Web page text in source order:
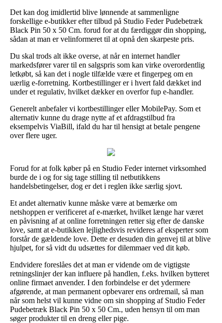
Det kan dog imidlertid blive lønnende at sammenligne
forskellige e-butikker efter tilbud på Studio Feder Pudebetræk
Black Pin 50 x 50 Cm. forud for at du færdiggør din shopping,
sådan at man er velinformeret til at opnå den skarpeste pris.
Du skal trods alt ikke overse, at når en internet handler
markedsfører varer til en salgspris som kan virke overordentlig
letkøbt, så kan det i nogle tilfælde være et fingerpeg om en
uærlig e-forretning. Kortbestillinger er i hvert fald dækket ind
under et regulativ, hvilket dækker en overfor fup e-handler.
Generelt anbefaler vi kortbestillinger eller MobilePay. Som et
alternativ kunne du drage nytte af et afdragstilbud fra
eksempelvis ViaBill, ifald du har til hensigt at betale pengene
over flere uger.
Forud for at folk køber på en Studio Feder internet virksomhed
burde de i og for sig tage stilling til netbutikkens
handelsbetingelser, dog er det i reglen ikke særlig sjovt.
Et andet alternativ kunne måske være at bemærke om
netshoppen er verificeret af e-mærket, hvilket længe har været
en påvisning af at online forretningen retter sig efter de danske
love, samt at e-butikken lejlighedsvis revideres af eksperter som
forstår de gældende love. Dette er desuden din genvej til at blive
hjulpet, for så vidt du udsættes for dilemmaer ved dit køb.
Endvidere foreslåes det at man er vidende om de vigtigste
retningslinjer der kan influere på handlen, f.eks. hvilken bytteret
online firmaet anvender. I den forbindelse er det ydermere
afgørende, at man permanent opbevarer ens ordremail, så man
når som helst vil kunne vidne om sin shopping af Studio Feder
Pudebetræk Black Pin 50 x 50 Cm., uden hensyn til om man
søger produkter til en dreng eller pige.